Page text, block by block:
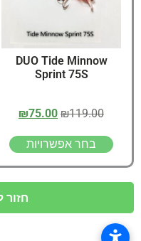
DUO Tide Minnow
Sprint 75S
₪119.00
₪75.00
בחר אפשרויות
חזור